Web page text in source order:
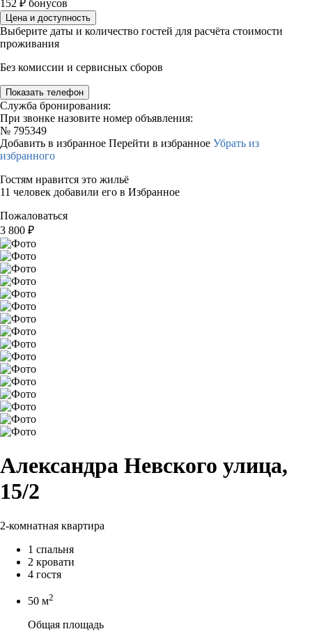
152 ₽ бонусов
Цена и доступность
Выберите даты и количество гостей для расчёта стоимости
проживания
Без комиссии и сервисных сборов
Показать телефон
Служба бронирования:
При звонке назовите номер объявления:
№ 795349
Добавить в избранное Перейти в избранное Убрать из
избранного
Гостям нравится это жильё
11 человек добавили его в Избранное
Пожаловаться
3 800 ₽
Александра Невского улица,
15/2
2-комнатная квартира
1 спальня
2 кровати
4 гостя
50 м2
Общая площадь